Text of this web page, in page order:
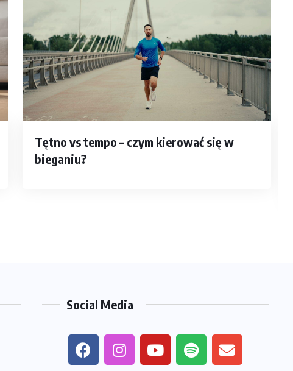
Tętno vs tempo – czym kierować się w
bieganiu?
Social Media